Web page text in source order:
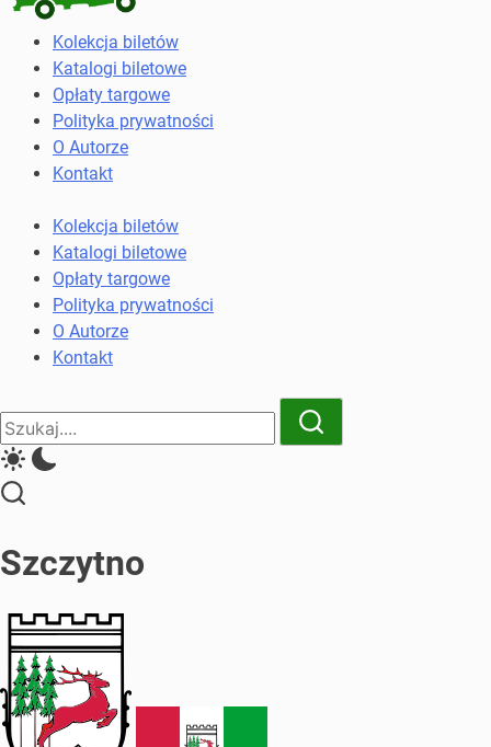
Kolekcja
biletów
komunikacji
miejskiej
kolejowych
Kolekcja biletów
Katalogi biletowe
Opłaty targowe
Polityka prywatności
O Autorze
Kontakt
Kolekcja biletów
Katalogi biletowe
Opłaty targowe
Polityka prywatności
O Autorze
Kontakt
Close
Search
Search
Szczytno